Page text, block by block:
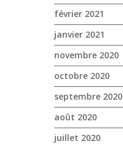
février 2021
janvier 2021
novembre 2020
octobre 2020
septembre 2020
août 2020
juillet 2020